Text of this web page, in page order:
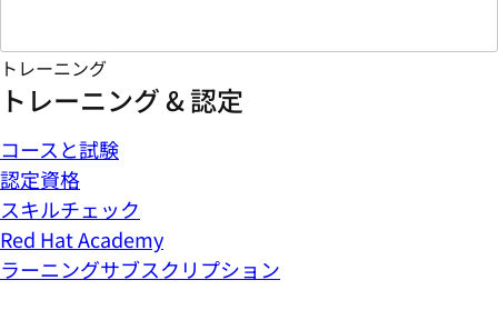
トレーニング
トレーニング & 認定
コースと試験
認定資格
スキルチェック
Red Hat Academy
ラーニングサブスクリプション